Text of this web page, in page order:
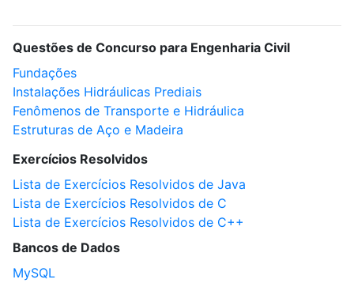
Questões de Concurso para Engenharia Civil
Fundações
Instalações Hidráulicas Prediais
Fenômenos de Transporte e Hidráulica
Estruturas de Aço e Madeira
Exercícios Resolvidos
Lista de Exercícios Resolvidos de Java
Lista de Exercícios Resolvidos de C
Lista de Exercícios Resolvidos de C++
Bancos de Dados
MySQL